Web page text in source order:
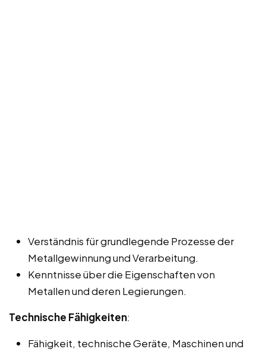
Verständnis für grundlegende Prozesse der
Metallgewinnung und Verarbeitung.
Kenntnisse über die Eigenschaften von
Metallen und deren Legierungen.
Technische Fähigkeiten:
Fähigkeit, technische Geräte, Maschinen und